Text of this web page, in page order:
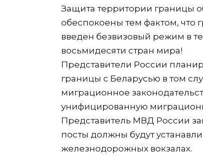
Защита территории границы
обеспокоены тем фактом, что
введен безвизовый режим в
восьмидесяти стран мира!
Представители России
границы с Беларусью в том
миграционное
унифицированную
Представитель МВД России
посты должны будут
железнодорожных вокзалах.